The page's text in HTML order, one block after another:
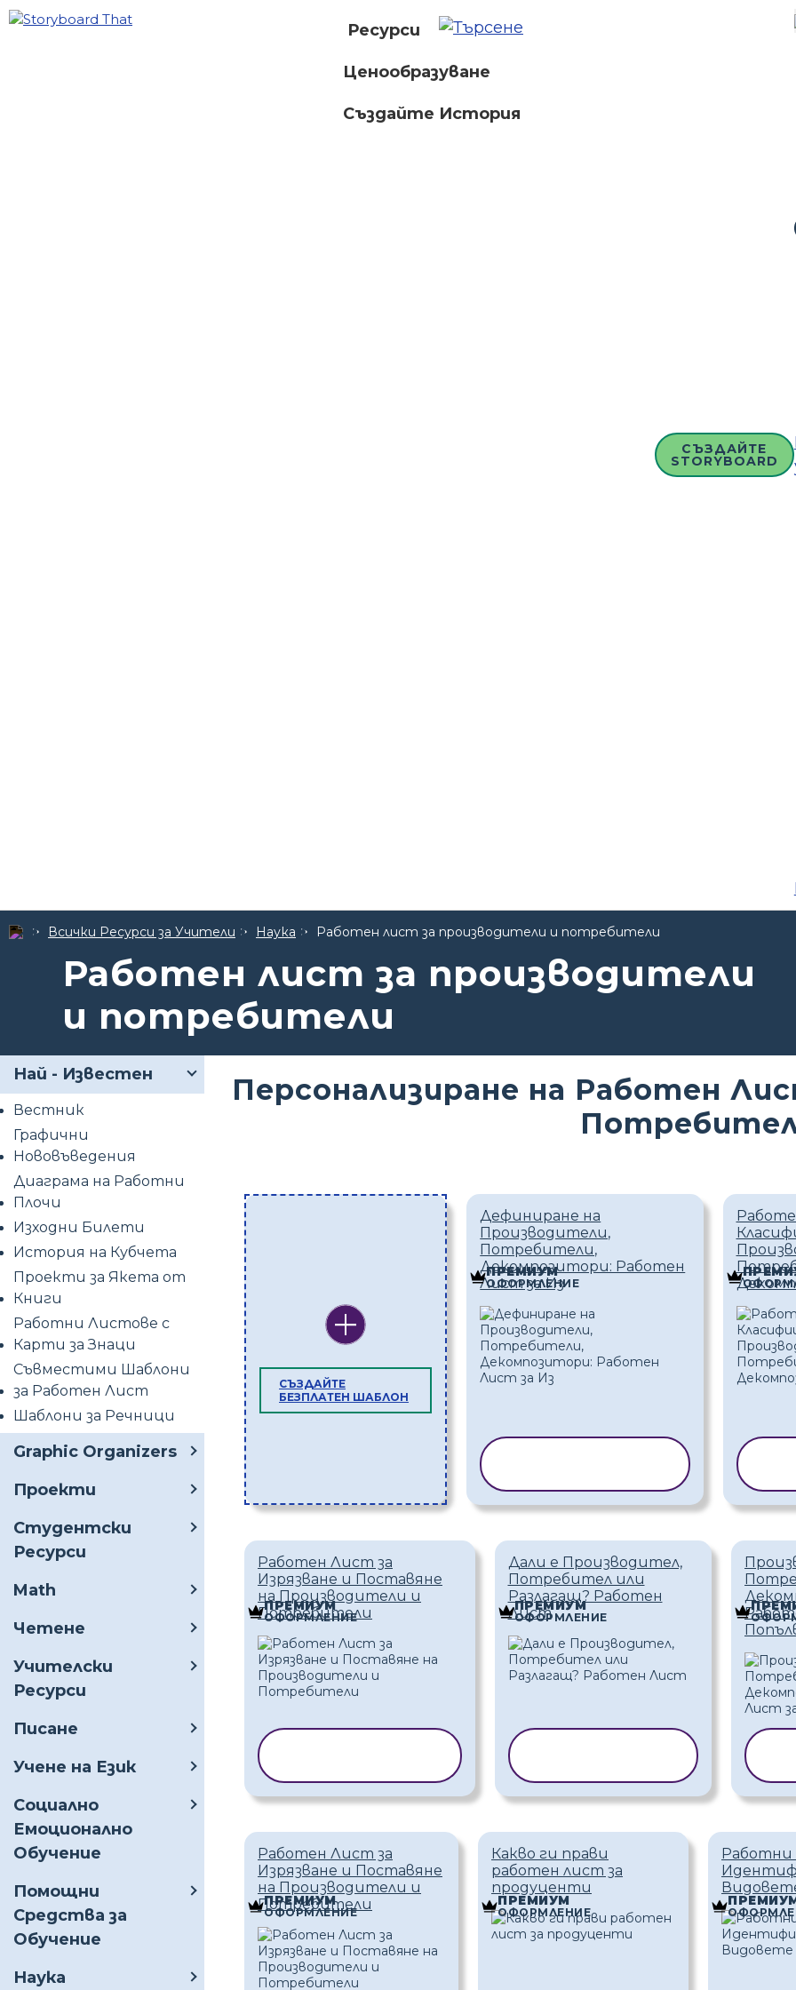
Ресурси
Ценообразуване
Създайте История
СЪЗДАЙТЕ
STORYBOARD
Всички Ресурси за Учители Наука Работен лист за производители и потребители
Работен лист за производители
и потребители
Най - Известен
Вестник
Графични
Нововъведения
Диаграма на Работни
Плочи
Изходни Билети
История на Кубчета
Проекти за Якета от
Книги
Работни Листове с
Карти за Знаци
Съвместими Шаблони
за Работен Лист
Шаблони за Речници
Graphic Organizers
Проекти
Студентски
Ресурси
Math
Четене
Учителски
Ресурси
Писане
Учене на Език
Социално
Емоционално
Обучение
Помощни
Средства за
Обучение
Наука
Персонализиране на Работен
СЪЗДАЙТЕ
БЕЗПЛАТЕН ШАБЛОН
Дефиниране на
Производители,
Потребители,
Декомпозитори: Работен
Лист за Из
ПРЕМИУМ
ОФОРМЛЕНИЕ
Работен Лист за
Изрязване и Поставяне
на Производители и
Потребители
ПРЕМИУМ
ОФОРМЛЕНИЕ
Дали е Производител,
Потребител или
Разлагащ? Работен
Лист
ПРЕМИУМ
ОФОРМЛЕНИЕ
Работен Лист за
Изрязване и Поставяне
на Производители и
Потребители
ПРЕМИУМ
ОФОРМЛЕНИЕ
Какво ги прави
работен лист за
продуценти
ПРЕМИУМ
ОФОРМЛЕНИЕ
Работни